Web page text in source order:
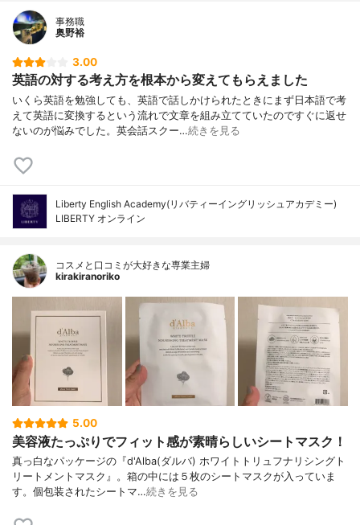
事務職
奥野裕
3.00
英語の対する考え方を根本から変えてもらえました
いくら英語を勉強しても、英語で話しかけられたときにまず日本語で考
えて英語に変換するという流れで文章を組み立てていたのですぐに返せ
ないのが悩みでした。英会話スクー…続きを見る
Liberty English Academy(リバティーイングリッシュアカデミー)
LIBERTY オンライン
コスメと口コミが大好きな専業主婦
kirakiranoriko
5.00
美容液たっぷりでフィット感が素晴らしいシートマスク！
真っ白なパッケージの『d'Alba(ダルバ) ホワイトトリュフナリシングト
リートメントマスク』。箱の中には５枚のシートマスクが入っていま
す。個包装されたシートマ…続きを見る